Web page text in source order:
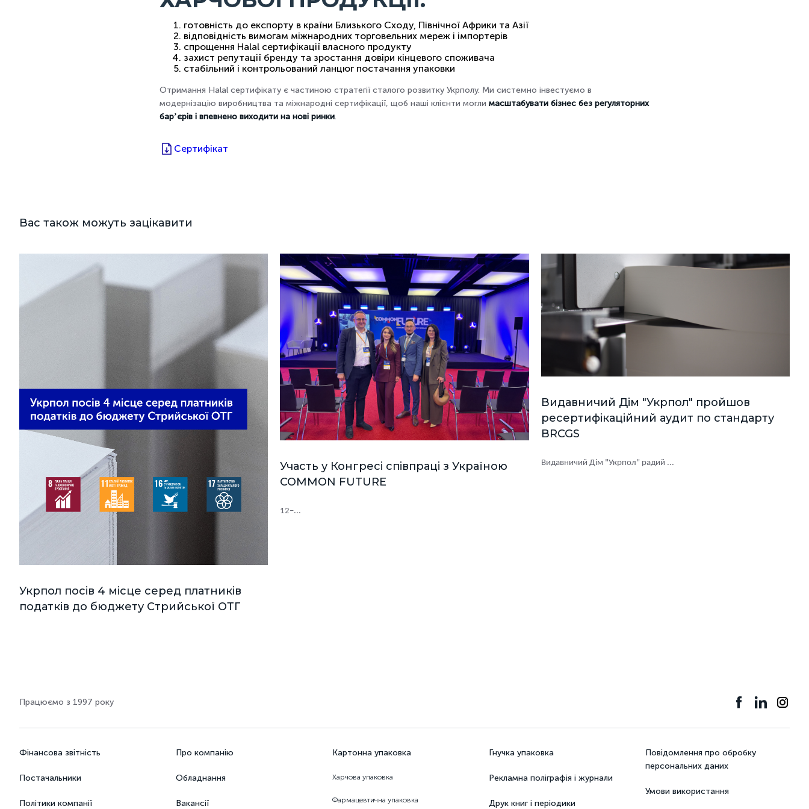
готовність до експорту в країни Близького Сходу, Північної Африки та Азії
відповідність вимогам міжнародних торговельних мереж і імпортерів
спрощення Halal сертифікації власного продукту
захист репутації бренду та зростання довіри кінцевого споживача
стабільний і контрольований ланцюг постачання упаковки
Отримання Halal сертифікату є частиною стратегії сталого розвитку Укрполу. Ми системно інвестуємо в
модернізацію виробництва та міжнародні сертифікації, щоб наші клієнти могли масштабувати бізнес без регуляторних
барʼєрів і впевнено виходити на нові ринки.
Сертифікат
Вас також можуть зацікавити
Укрпол посів 4 місце серед платників
податків до бюджету Стрийської ОТГ
Участь у Конгресі співпраці з Україною
COMMON FUTURE
12–...
Видавничий Дім "Укрпол" пройшов
ресертифікаційний аудит по стандарту
BRCGS
Видавничий Дім "Укрпол" радий ...
Працюємо з 1997 року
Фінансова звітність
Постачальники
Політики компанії
Про компанію
Обладнання
Вакансії
Картонна упаковка
Харчова упаковка
Фармацевтична упаковка
Гнучка упаковка
Рекламна поліграфія і журнали
Друк книг і періодики
Повідомлення про обробку
персональних даних
Умови використання